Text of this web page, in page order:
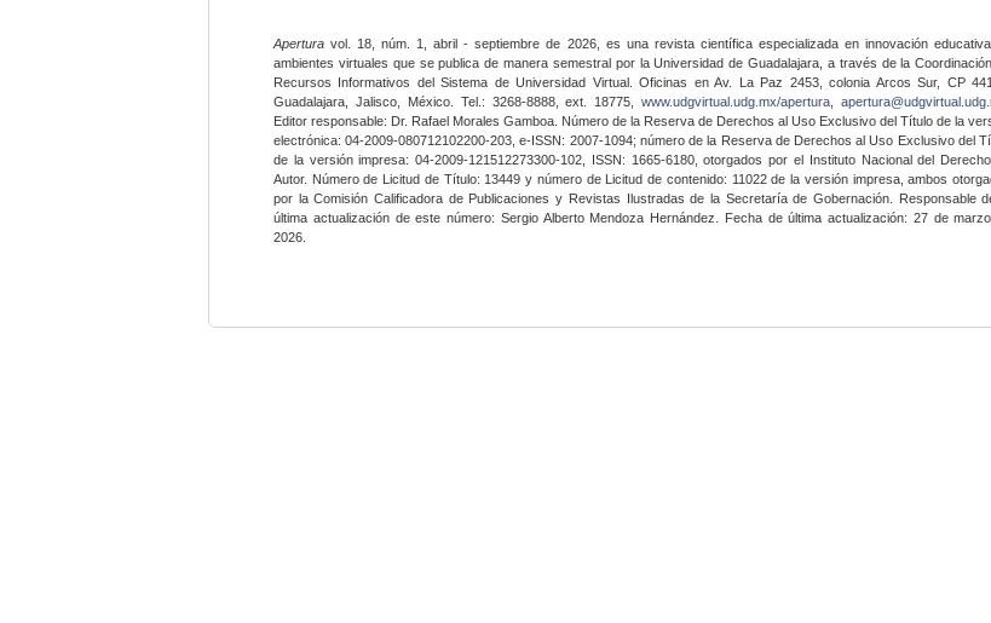
Apertura vol. 18, núm. 1, abril - septiembre de 2026, es una revista científica especializada en innovación
ambientes virtuales que se publica de manera semestral por la Universidad de Guadalajara, a través de la
Recursos Informativos del Sistema de Universidad Virtual. Oficinas en Av. La Paz 2453, colonia Arcos Sur, CP
Guadalajara, Jalisco, México. Tel.: 3268-8888, ext. 18775,www.udgvirtual.udg.mx/apertura
Editor responsable: Dr. Rafael Morales Gamboa. Número de la Reserva de Derechos al Uso Exclusivo del Título de la
electrónica: 04-2009-080712102200-203, e-ISSN: 2007-1094; número de la Reserva de Derechos al Uso Exclusivo del
de la versión impresa: 04-2009-121512273300-102, ISSN: 1665-6180, otorgados por el Instituto Nacional del
Autor. Número de Licitud de Título: 13449 y número de Licitud de contenido: 11022 de la versión impresa, ambos
por la Comisión Calificadora de Publicaciones y Revistas Ilustradas de la Secretaría de Gobernación. Responsable
última actualización de este número: Sergio Alberto Mendoza Hernández. Fecha de última actualización: 27 de
2026.